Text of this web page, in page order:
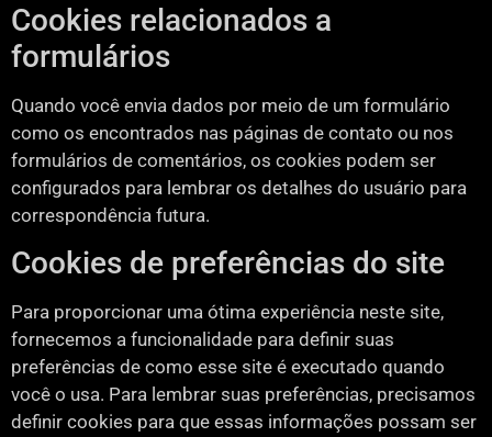
Cookies relacionados a
formulários
Quando você envia dados por meio de um formulário
como os encontrados nas páginas de contato ou nos
formulários de comentários, os cookies podem ser
configurados para lembrar os detalhes do usuário para
correspondência futura.
Cookies de preferências do site
Para proporcionar uma ótima experiência neste site,
fornecemos a funcionalidade para definir suas
preferências de como esse site é executado quando
você o usa. Para lembrar suas preferências, precisamos
definir cookies para que essas informações possam ser